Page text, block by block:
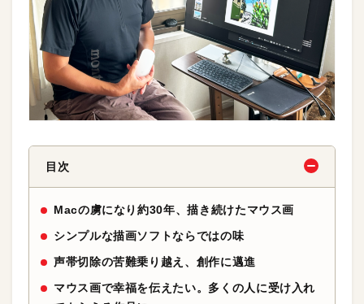
目次
Macの虜になり約30年、描き続けたマウス画
シンプルな描画ソフトならではの味
声帯切除の苦難乗り越え、創作に邁進
マウス画で幸福を伝えたい。多くの人に受け入れ